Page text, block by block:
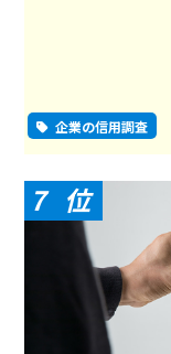
企業の信用調査
7